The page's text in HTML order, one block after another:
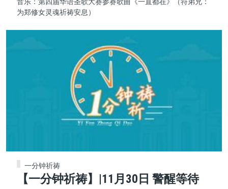
音乐：第四届华语圣歌大赛参赛歌曲《一直都在》（符弟兄：
为郑修女灵魂祈祷安息）
一分钟祈祷
【一分钟祈祷】|11月30日 警醒等待